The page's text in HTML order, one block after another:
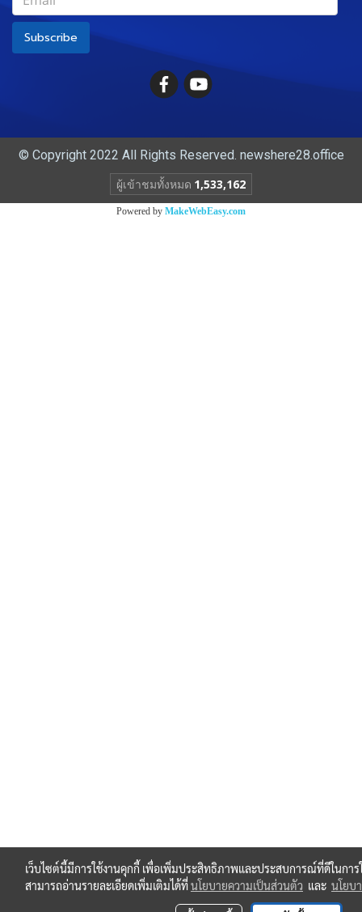
Subscribe
© Copyright 2022 All Rights Reserved. newshere28.office
ผู้เข้าชมทั้งหมด 1,533,162
Powered by MakeWebEasy.com
เว็บไซต์นี้มีการใช้งานคุกกี้ เพื่อเพิ่มประสิทธิภาพและประสบการณ์ที่ดีในการ
สามารถอ่านรายละเอียดเพิ่มเติมได้ที่นโยบายความเป็นส่วนตัว และ นโยบ